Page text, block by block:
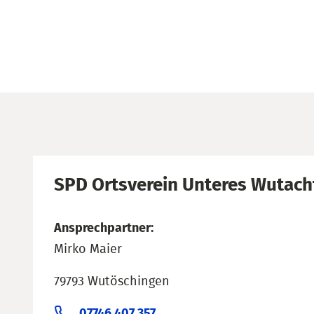
SPD Ortsverein Unteres
Ansprechpartner:
Mirko Maier
79793 Wutöschingen